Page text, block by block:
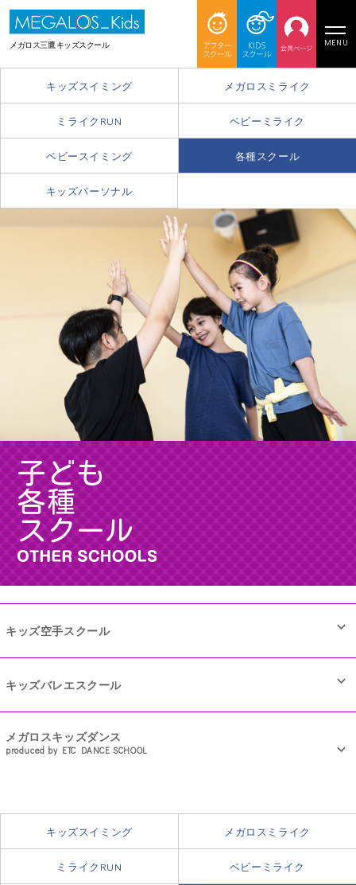
メガロス三鷹 キッズスクール MENU
キッズスイミング メガロスミライク
ミライクRUN ベビーミライク
ベビースイミング 各種スクール
キッズパーソナル
子ども
各種
スクール
キッズ空手スクール
健全な精神は、強い身体から。
武道ならではの礼儀作法を学ぶことはもちろん、
キッズバレエスクール
メガロスキッズダンス
produced by ETC DANCE SCHOOL
キッズスイミング メガロスミライク
ミライクRUN ベビーミライク